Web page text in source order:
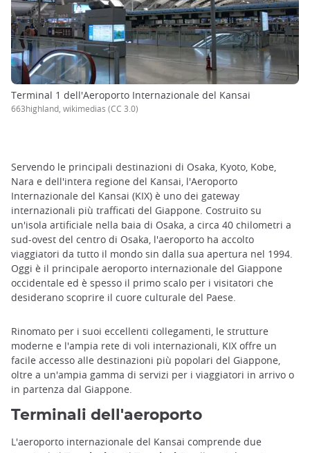
Terminal 1 dell'Aeroporto Internazionale del Kansai
663highland, wikimedias (CC 3.0)
Servendo le principali destinazioni di Osaka, Kyoto, Kobe,
Nara e dell'intera regione del Kansai, l'Aeroporto
Internazionale del Kansai (KIX) è uno dei gateway
internazionali più trafficati del Giappone. Costruito su
un'isola artificiale nella baia di Osaka, a circa 40 chilometri a
sud-ovest del centro di Osaka, l'aeroporto ha accolto
viaggiatori da tutto il mondo sin dalla sua apertura nel 1994.
Oggi è il principale aeroporto internazionale del Giappone
occidentale ed è spesso il primo scalo per i visitatori che
desiderano scoprire il cuore culturale del Paese.
Rinomato per i suoi eccellenti collegamenti, le strutture
moderne e l'ampia rete di voli internazionali, KIX offre un
facile accesso alle destinazioni più popolari del Giappone,
oltre a un'ampia gamma di servizi per i viaggiatori in arrivo o
in partenza dal Giappone.
Terminali dell'aeroporto
L'aeroporto internazionale del Kansai comprende due